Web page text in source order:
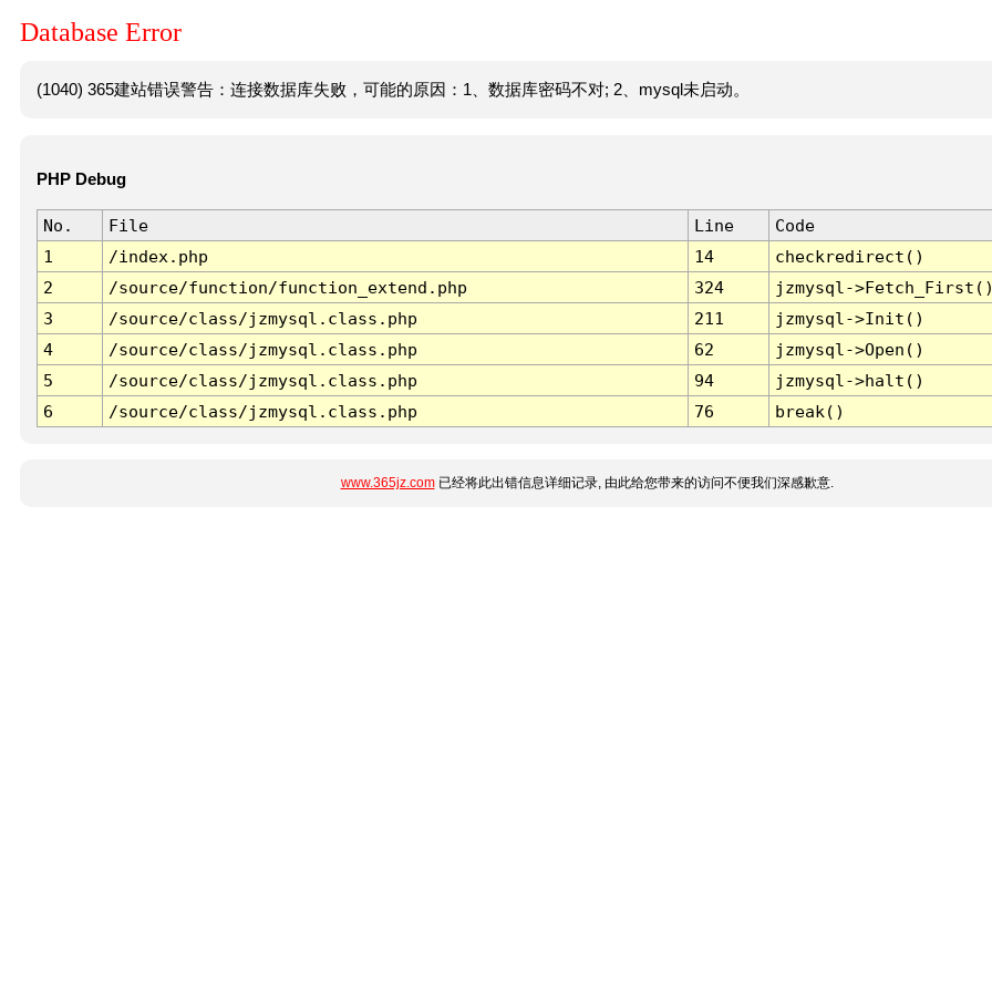
Database Error
(1040) 365建站错误警告：连接数据库失败，可能的原因：1、数据库密码不对; 2、mysql未启动。
PHP Debug
No. File Line
Code
1
/index.php 14
checkredirect()
2
/source/function/function_extend.php 324
jzmysql-
3
/source/class/jzmysql.class.php 211
jzmysql->Init()
4
/source/class/jzmysql.class.php 62
jzmysql->Open()
5
/source/class/jzmysql.class.php 94
jzmysql->halt()
6
/source/class/jzmysql.class.php 76 break()
www.365jz.com已经将此出错信息详细记录, 由此给您带来的访问不便我们深感歉意.